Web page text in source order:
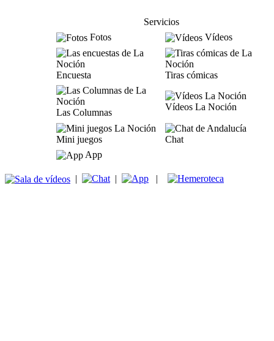
Servicios
Fotos
Vídeos
Encuesta Tiras cómicas
Las Columnas
Vídeos La Noción
Mini juegos
Chat
App
| | |